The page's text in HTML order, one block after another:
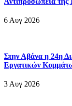
6 Αυγ 2026
Στην Αβάνα η 24η
Εργατικών
3 Αυγ 2026